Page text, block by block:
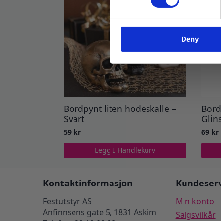
Deny
Bordpynt liten hodeskalle –
Svart
59 kr
Legg I Handlekurv
69 kr
Kontaktinformasjon
Festutstyr AS
Anfinnsens gate 5, 1831 Askim
Min konto
Salgsvilkår